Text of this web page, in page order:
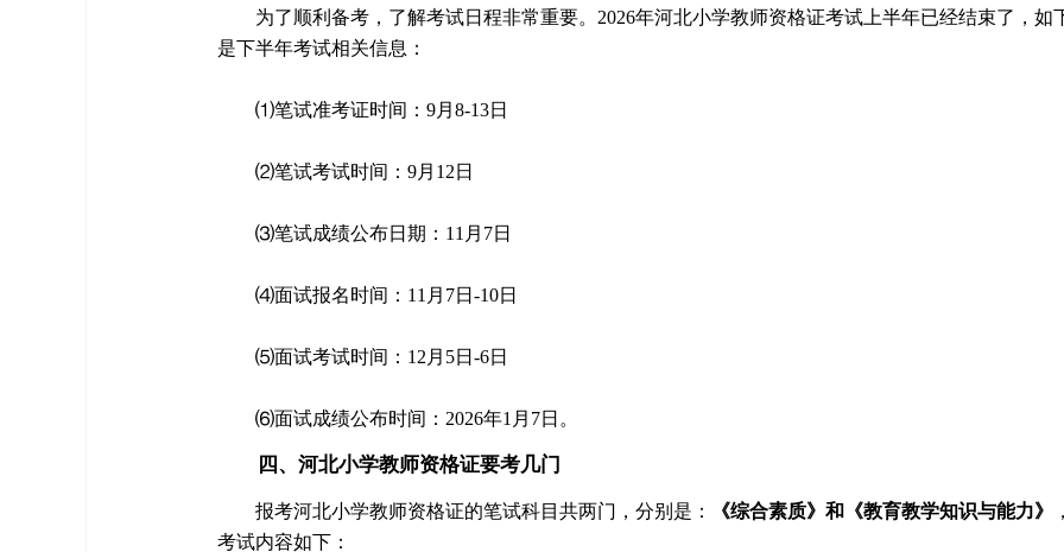
为了顺利备考，了解考试日程非常重要。2026年河北小学教师资格证考试上半年已经结束了，如
是下半年考试相关信息：
⑴笔试准考证时间：9月8-13日
⑵笔试考试时间：9月12日
⑶笔试成绩公布日期：11月7日
⑷面试报名时间：11月7日-10日
⑸面试考试时间：12月5日-6日
⑹面试成绩公布时间：2026年1月7日。
四、河北小学教师资格证要考几门
报考河北小学教师资格证的笔试科目共两门，分别是： 《综合素质》和《教育教学知识与能力》
考试内容如下：